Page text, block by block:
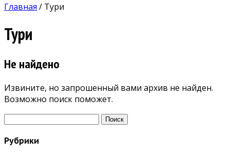
Главная / Тури
Тури
Не найдено
Извините, но запрошенный вами архив не найден.
Возможно поиск поможет.
Найти:
Рубрики